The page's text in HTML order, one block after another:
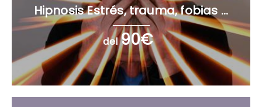
Hipnosis Estrés, trauma, fobias ...
del90€